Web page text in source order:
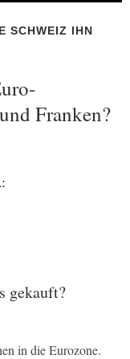
SCHWEIZ IHN
Franken?
gekauft?
in die Eurozone.